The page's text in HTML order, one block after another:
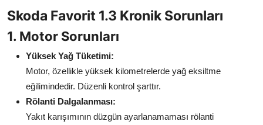
Aydınlatma & Görüş
Şanzıman & Aktarma
Dizel Sistemler
Multimedya & Elektronik
Skoda Favorit 1.3 Kronik Sorunları
1. Motor Sorunları
Yüksek Yağ Tüketimi:
Motor, özellikle yüksek kilometrelerde yağ eksiltme
eğilimindedir. Düzenli kontrol şarttır.
Rölanti Dalgalanması:
Yakıt karışımının düzgün ayarlanamaması rölanti